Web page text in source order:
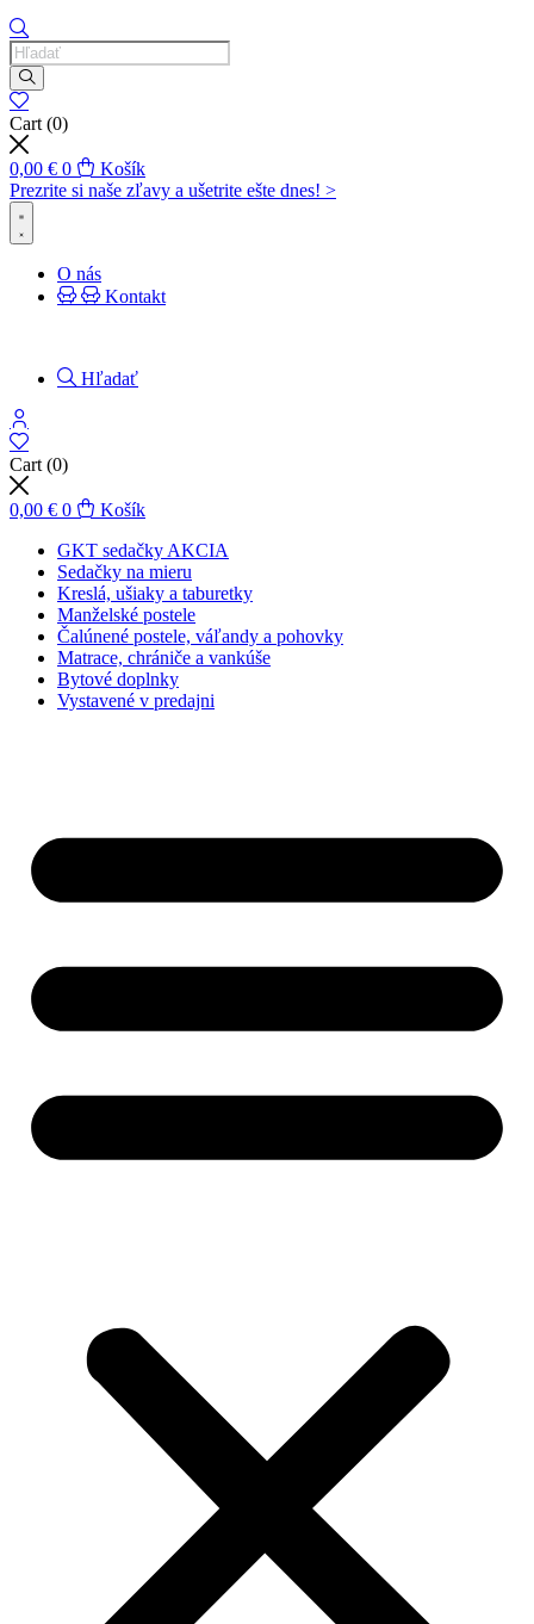
Products
search
Cart (0)
0,00 € 0
Košík
Prezrite si naše zľavy a ušetrite ešte dnes! >​
O nás
Kontakt
Hľadať
Cart (0)
0,00 € 0
Košík
GKT sedačky AKCIA
Sedačky na mieru
Kreslá, ušiaky a taburetky
Manželské postele
Čalúnené postele, váľandy a pohovky
Matrace, chrániče a vankúše
Bytové doplnky
Vystavené v predajni